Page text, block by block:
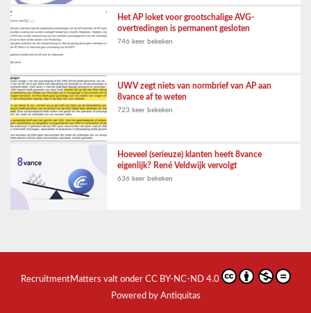
Het AP loket voor grootschalige AVG-
overtredingen is permanent gesloten
746 keer bekeken
UWV zegt niets van normbrief van AP aan
8vance af te weten
723 keer bekeken
Hoeveel (serieuze) klanten heeft 8vance
eigenlijk? René Veldwijk vervolgt
636 keer bekeken
RecruitmentMatters valt onder CC BY-NC-ND 4.0
Powered by Antiquitas